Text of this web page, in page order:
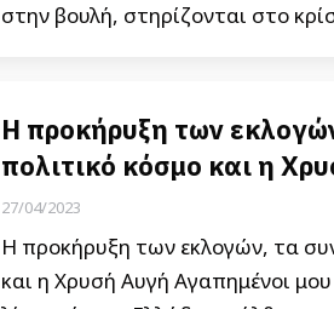
στην βουλή, στηρίζονται στο
Η προκήρυξη των
πολιτικό κόσμο και η
27/04/2023
Η προκήρυξη των εκλογών, τα
και η Χρυσή Αυγή Αγαπημένοι